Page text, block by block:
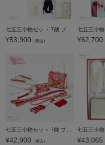
七五三小物セット 7歳 ブランド Kami Shibai-story of- 「ホワイトゴールド ハーリキンチェック」 女の子 女児用 四つ身着物に 7才 しごき(志古貴)、帯揚げ、帯留め、帯締め(丸ぐけ)、箱迫(筥迫)、半衿(半襟)、びら
¥53,900 （税込） ¥62,700
¥42,900 （税込） ¥43,065